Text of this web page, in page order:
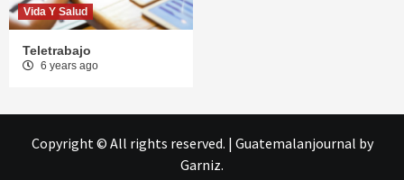
Vida Y Salud
Teletrabajo
6 years ago
Copyright © All rights reserved. | Guatemalanjournal by
Garniz.